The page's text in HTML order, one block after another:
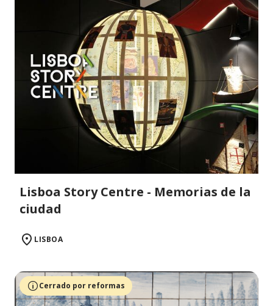
Lisboa Story Centre - Memorias de la
ciudad
LISBOA
Cerrado por reformas